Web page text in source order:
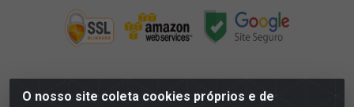
O nosso site coleta cookies próprios e de